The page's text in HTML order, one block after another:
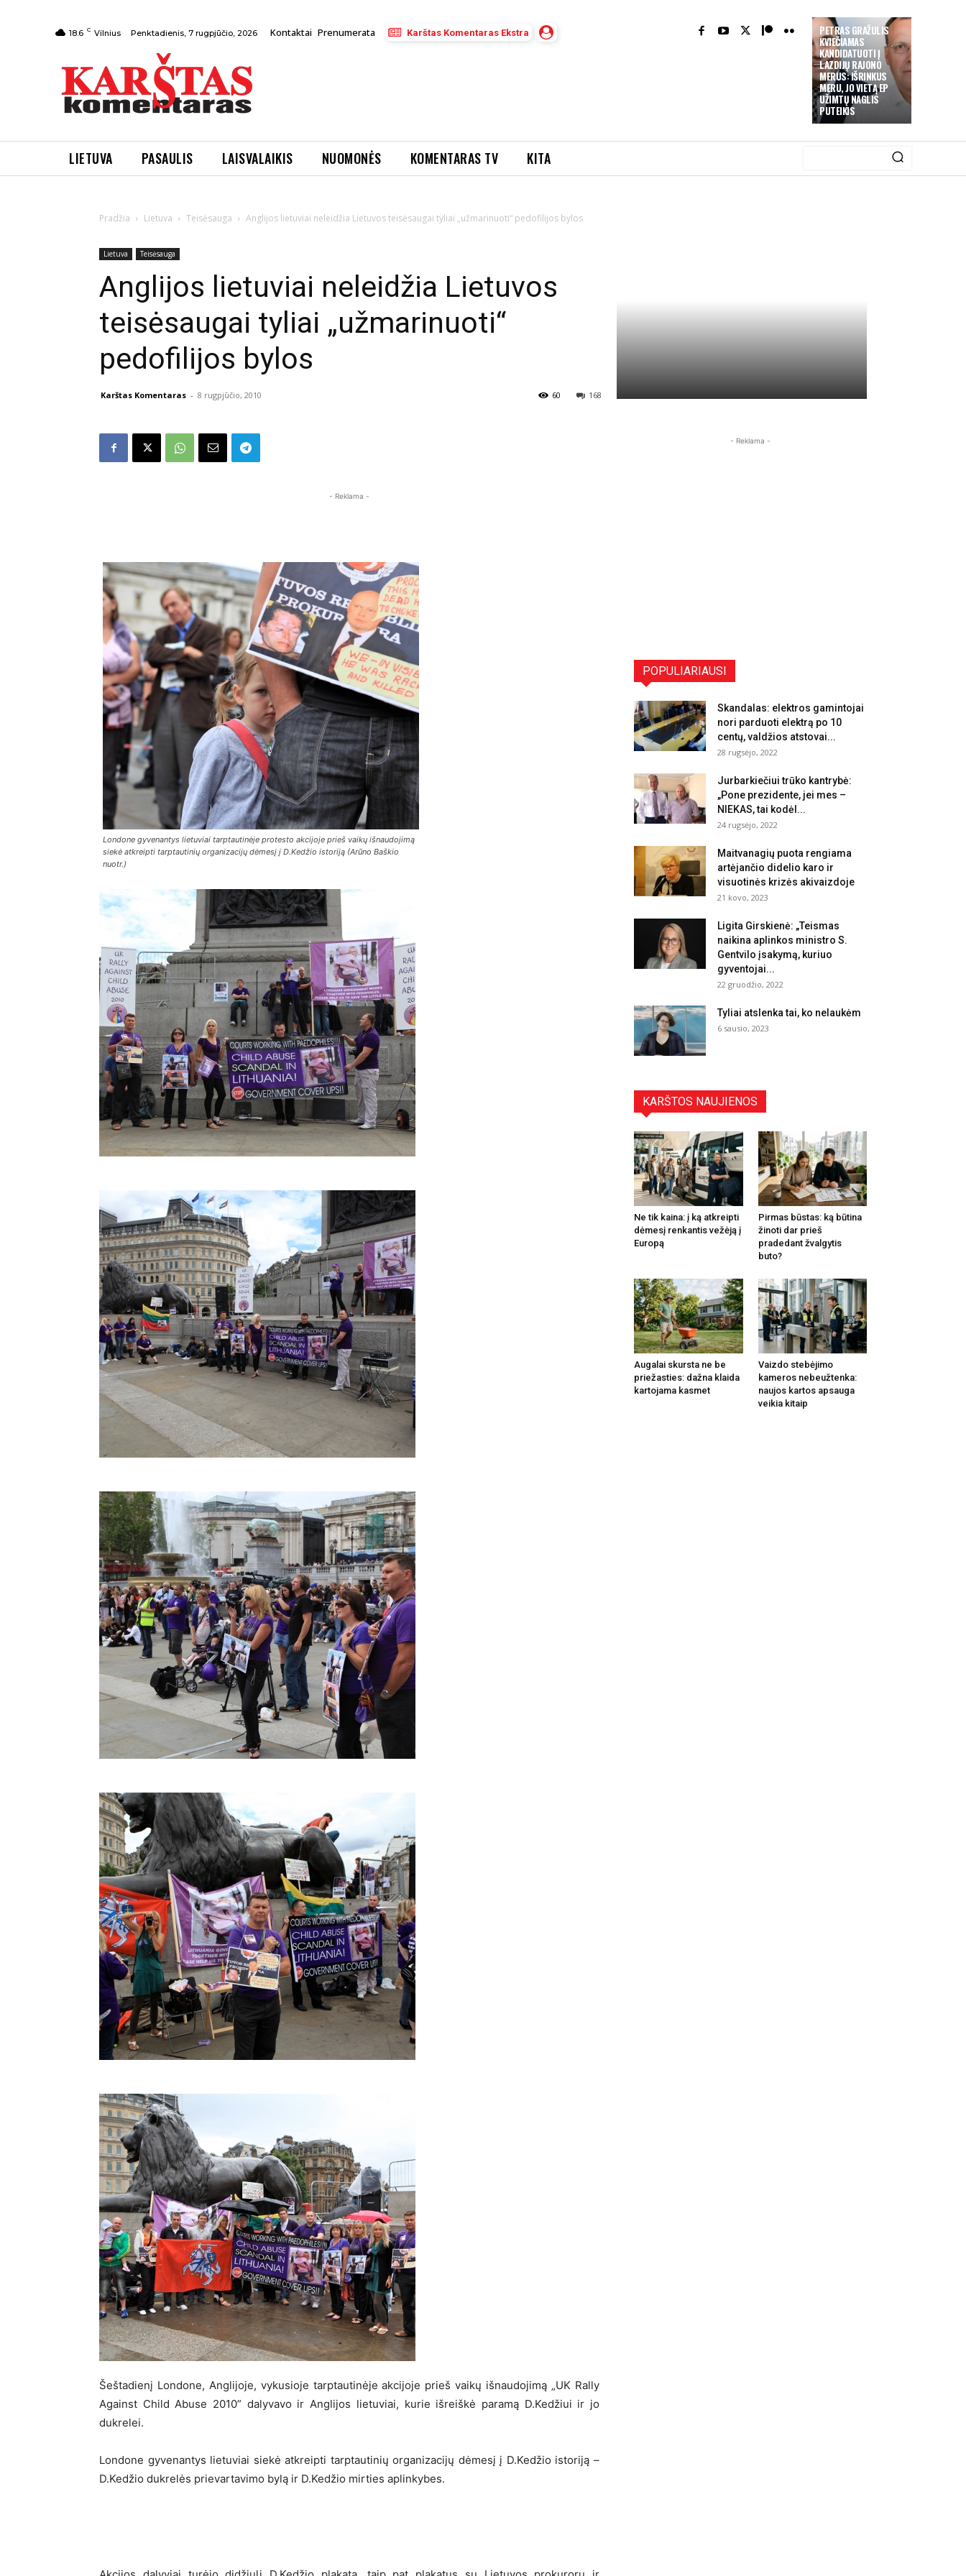
PETRAS GRAŽULIS
KVIEČIAMAS
KANDIDATUOTI Į
LAZDIJŲ RAJONO
MERUS: IŠRINKUS
MERU, JO VIETĄ EP
UŽIMTŲ NAGLIS
PUTEIKIS
18.6 C Vilnius Penktadienis, 7 rugpjūčio, 2026 Kontaktai Prenumerata Karštas Komentaras Ekstra
LIETUVA PASAULIS LAISVALAIKIS NUOMONĖS KOMENTARAS TV KITA
Pradžia Lietuva Teisėsauga Anglijos lietuviai neleidžia Lietuvos teisėsaugai tyliai „užmarinuoti“ pedofilijos bylos
Lietuva Teisėsauga
Anglijos lietuviai neleidžia Lietuvos
teisėsaugai tyliai „užmarinuoti“
pedofilijos bylos
Karštas Komentaras - 8 rugpjūčio, 2010 168
60
- Reklama -
Londone gyvenantys lietuviai tarptautinėje protesto akcijoje prieš vaikų išnaudojimą
siekė atkreipti tarptautinių organizacijų dėmesį į D.Kedžio istoriją (Arūno Baškio
nuotr.)
Šeštadienį Londone, Anglijoje, vykusioje tarptautinėje akcijoje prieš vaikų išnaudojimą „UK Rally
Against Child Abuse 2010” dalyvavo ir Anglijos lietuviai, kurie išreiškė paramą D.Kedžiui ir jo
dukrelei.
Londone gyvenantys lietuviai siekė atkreipti tarptautinių organizacijų dėmesį į D.Kedžio istoriją –
D.Kedžio dukrelės prievartavimo bylą ir D.Kedžio mirties aplinkybes.
- Reklama -
POPULIARIAUSI
Skandalas: elektros gamintojai
nori parduoti elektrą po 10
centų, valdžios atstovai...
28 rugsėjo, 2022
Jurbarkiečiui trūko kantrybė:
„Pone prezidente, jei mes –
NIEKAS, tai kodėl...
24 rugsėjo, 2022
Maitvanagių puota rengiama
artėjančio didelio karo ir
visuotinės krizės akivaizdoje
21 kovo, 2023
Ligita Girskienė: „Teismas
naikina aplinkos ministro S.
Gentvilo įsakymą, kuriuo
gyventojai...
22 gruodžio, 2022
Tyliai atslenka tai, ko nelaukėm
6 sausio, 2023
KARŠTOS NAUJIENOS
Ne tik kaina: į ką atkreipti
dėmesį renkantis vežėją į
Europą
Pirmas būstas: ką būtina
žinoti dar prieš
pradedant žvalgytis
buto?
Augalai skursta ne be
priežasties: dažna klaida
kartojama kasmet
Vaizdo stebėjimo
kameros nebeužtenka:
naujos kartos apsauga
veikia kitaip